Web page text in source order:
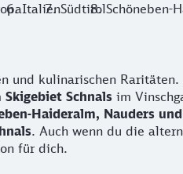
ItalienSüdtirolSchöneben-
und kulinarischen
Skigebiet Schnals im
Haideralm, Nauders
. Auch wenn du die
für dich.